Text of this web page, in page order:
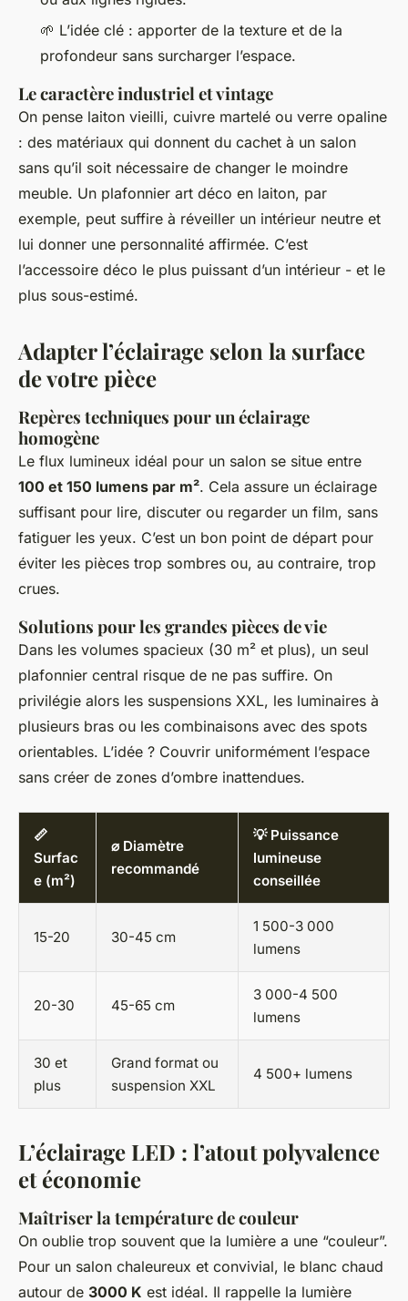
🌱 L’idée clé : apporter de la texture et de la
profondeur sans surcharger l’espace.
Le caractère industriel et vintage
On pense laiton vieilli, cuivre martelé ou verre opaline
: des matériaux qui donnent du cachet à un salon
sans qu’il soit nécessaire de changer le moindre
meuble. Un plafonnier art déco en laiton, par
exemple, peut suffire à réveiller un intérieur neutre et
lui donner une personnalité affirmée. C’est
l’accessoire déco le plus puissant d’un intérieur - et le
plus sous-estimé.
Adapter l’éclairage selon la surface
de votre pièce
Repères techniques pour un éclairage
homogène
Le flux lumineux idéal pour un salon se situe entre
100 et 150 lumens par m². Cela assure un éclairage
suffisant pour lire, discuter ou regarder un film, sans
fatiguer les yeux. C’est un bon point de départ pour
éviter les pièces trop sombres ou, au contraire, trop
crues.
Solutions pour les grandes pièces de vie
Dans les volumes spacieux (30 m² et plus), un seul
plafonnier central risque de ne pas suffire. On
privilégie alors les suspensions XXL, les luminaires à
plusieurs bras ou les combinaisons avec des spots
orientables. L’idée ? Couvrir uniformément l’espace
sans créer de zones d’ombre inattendues.
📏
Surfac
e (m²)
⌀ Diamètre
recommandé
💡 Puissance
lumineuse
conseillée
15-20 30-45 cm
1 500-3 000
lumens
20-30 45-65 cm
3 000-4 500
lumens
30 et
plus
Grand format ou
suspension XXL
4 500+ lumens
L’éclairage LED : l’atout polyvalence
et économie
Maîtriser la température de couleur
On oublie trop souvent que la lumière a une “couleur”.
Pour un salon chaleureux et convivial, le blanc chaud
autour de 3000 K est idéal. Il rappelle la lumière